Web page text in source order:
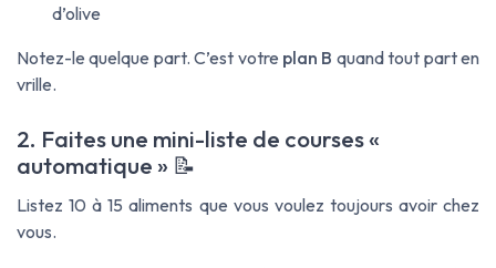
d’olive
Notez-le quelque part. C’est votre plan B quand tout part en
vrille.
2. Faites une mini-liste de courses «
automatique » 📝
Listez 10 à 15 aliments que vous voulez toujours avoir chez
vous.